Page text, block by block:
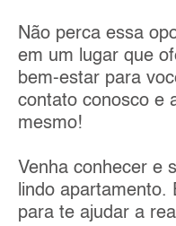
Não perca essa
em um lugar que
bem-estar para
contato conosco e
mesmo!
Venha conhecer e
lindo apartamento.
para te ajudar a